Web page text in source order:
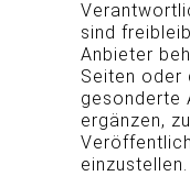
sind
Anbieter
Seiten oder
gesonderte
ergänzen,
einzustellen.